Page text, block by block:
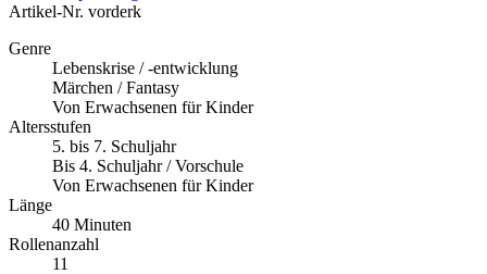
Artikel-Nr. vorderk
Genre
Lebenskrise / -entwicklung
Märchen / Fantasy
Von Erwachsenen für Kinder
Altersstufen
5. bis 7. Schuljahr
Bis 4. Schuljahr / Vorschule
Von Erwachsenen für Kinder
Länge
40 Minuten
Rollenanzahl
11